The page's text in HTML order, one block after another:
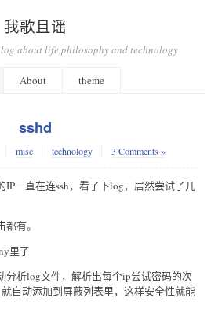
我歌且谣
about life,philosophy and technology
About theme
sshd
misc technology 3 Comments »
一直在连ssh，看了下log，居然尝试了几
有。
里了
分析log文件，解析出每个ip尝试密码的次
自动添加到屏蔽列表里，这样安全性就能